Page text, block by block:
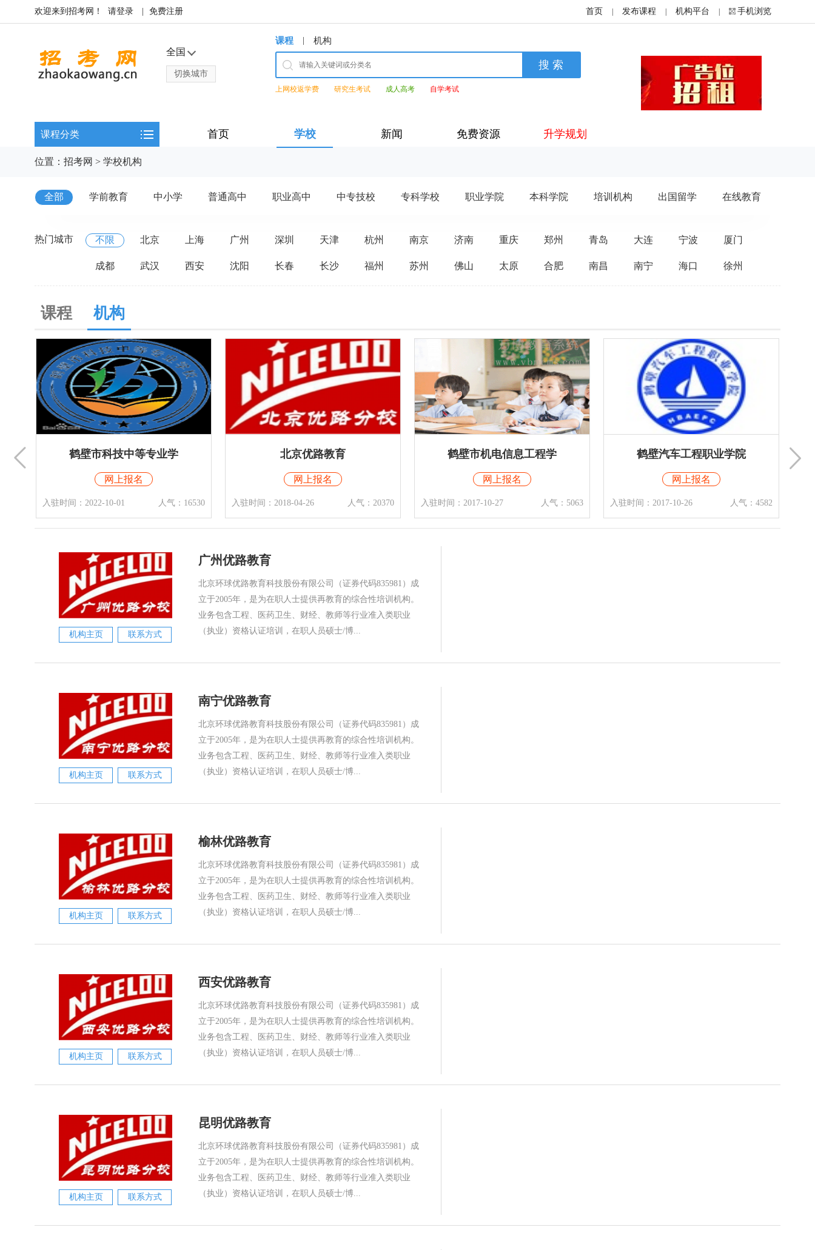
欢迎来到招考网！ 请登录 免费注册 首页 发布课程 机构平台 手机浏览
全国
切换城市
课程 | 机构
上网校返学费 研究生考试 成人高考 自学考试
课程分类 首页 学校 新闻 免费资源 升学规划
位置： 招考网 > 学校机构
全部 学前教育 中小学 普通高中 职业高中 中专技校 专科学校 职业学院 本科学院 培训机构 出国留学 在线教育
热门城市 不限 北京 上海 广州 深圳 天津 杭州 南京 济南 重庆 郑州 青岛 大连 宁波 厦门
成都 武汉 西安 沈阳 长春 长沙 福州 苏州 佛山 太原 合肥 南昌 南宁 海口 徐州
课程 机构
北京优路教育
网上报名
入驻时间：2018-04-26 人气：20370
鹤壁市机电信息工程学
网上报名
入驻时间：2017-10-27 人气：5063
鹤壁汽车工程职业学院
网上报名
入驻时间：2017-10-26 人气：4582
鹤煤(集团)公司技术学
网上报名
入驻时间：2017-10-23 人气：5373
机构主页 联系方式
广州优路教育
北京环球优路教育科技股份有限公司（证券代码835981）成
立于2005年，是为在职人士提供再教育的综合性培训机构。
业务包含工程、医药卫生、财经、教师等行业准入类职业
（执业）资格认证培训，在职人员硕士/博...
机构主页 联系方式
南宁优路教育
北京环球优路教育科技股份有限公司（证券代码835981）成
立于2005年，是为在职人士提供再教育的综合性培训机构。
业务包含工程、医药卫生、财经、教师等行业准入类职业
（执业）资格认证培训，在职人员硕士/博...
机构主页 联系方式
榆林优路教育
北京环球优路教育科技股份有限公司（证券代码835981）成
立于2005年，是为在职人士提供再教育的综合性培训机构。
业务包含工程、医药卫生、财经、教师等行业准入类职业
（执业）资格认证培训，在职人员硕士/博...
机构主页 联系方式
西安优路教育
北京环球优路教育科技股份有限公司（证券代码835981）成
立于2005年，是为在职人士提供再教育的综合性培训机构。
业务包含工程、医药卫生、财经、教师等行业准入类职业
（执业）资格认证培训，在职人员硕士/博...
机构主页 联系方式
昆明优路教育
北京环球优路教育科技股份有限公司（证券代码835981）成
立于2005年，是为在职人士提供再教育的综合性培训机构。
业务包含工程、医药卫生、财经、教师等行业准入类职业
（执业）资格认证培训，在职人员硕士/博...